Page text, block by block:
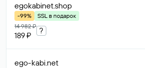
egokabinet.shop
-99%
SSL в подарок
14 982 ₽
189 ₽
?
ego-kabi.net